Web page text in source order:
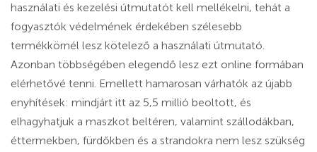
használati és kezelési útmutatót kell mellékelni, tehát a
fogyasztók védelmének érdekében szélesebb
termékkörnél lesz kötelező a használati útmutató.
Azonban többségében elegendő lesz ezt online formában
elérhetővé tenni. Emellett hamarosan várhatók az újabb
enyhítések: mindjárt itt az 5,5 millió beoltott, és
elhagyhatjuk a maszkot beltéren, valamint szállodákban,
éttermekben, fürdőkben és a strandokra nem lesz szükség